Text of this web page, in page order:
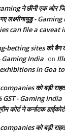
ने छीनी एक ओर
गए लक्ष्मीनायुडु -
can file a caveat
betting sites को बैन
- Gaming India on
in Goa
को बड़ी राहत,
GST - Gaming India
कोर्ट ने कर्नाटक
को बड़ी राहत,